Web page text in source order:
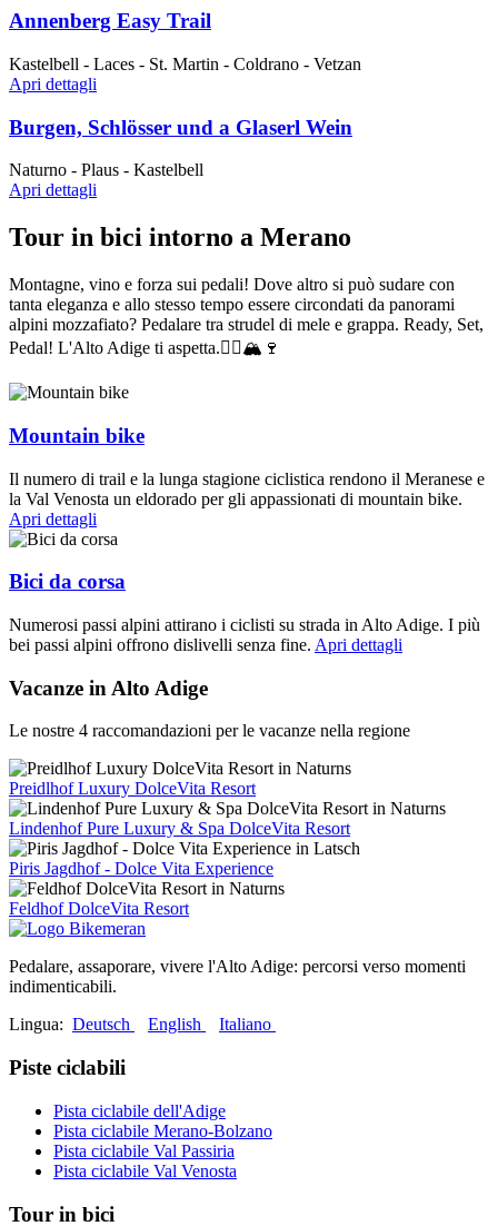
Annenberg Easy Trail
Kastelbell - Laces - St. Martin - Coldrano - Vetzan
Apri dettagli
Burgen, Schlösser und a Glaserl Wein
Naturno - Plaus - Kastelbell
Apri dettagli
Tour in bici intorno a Merano
Montagne, vino e forza sui pedali! Dove altro si può sudare con
tanta eleganza e allo stesso tempo essere circondati da panorami
alpini mozzafiato? Pedalare tra strudel di mele e grappa. Ready, Set,
Pedal! L'Alto Adige ti aspetta.🚴‍♂️🏔🍷
Mountain bike
Il numero di trail e la lunga stagione ciclistica rendono il Meranese e
la Val Venosta un eldorado per gli appassionati di mountain bike.
Apri dettagli
Bici da corsa
Numerosi passi alpini attirano i ciclisti su strada in Alto Adige. I più
bei passi alpini offrono dislivelli senza fine. Apri dettagli
Vacanze in Alto Adige
Le nostre 4 raccomandazioni per le vacanze nella regione
Preidlhof Luxury DolceVita Resort
Lindenhof Pure Luxury & Spa DolceVita Resort
Piris Jagdhof - Dolce Vita Experience
Feldhof DolceVita Resort
Pedalare, assaporare, vivere l'Alto Adige: percorsi verso momenti
indimenticabili.
Lingua: Deutsch English Italiano
Piste ciclabili
Pista ciclabile dell'Adige
Pista ciclabile Merano-Bolzano
Pista ciclabile Val Passiria
Pista ciclabile Val Venosta
Tour in bici